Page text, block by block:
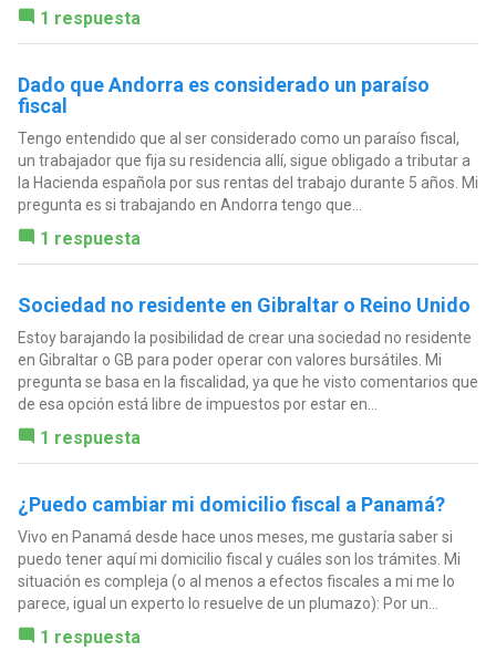
1 respuesta
Dado que Andorra es considerado un paraíso
fiscal
Tengo entendido que al ser considerado como un paraíso fiscal,
un trabajador que fija su residencia allí, sigue obligado a tributar a
la Hacienda española por sus rentas del trabajo durante 5 años. Mi
pregunta es si trabajando en Andorra tengo que...
1 respuesta
Sociedad no residente en Gibraltar o Reino Unido
Estoy barajando la posibilidad de crear una sociedad no residente
en Gibraltar o GB para poder operar con valores bursátiles. Mi
pregunta se basa en la fiscalidad, ya que he visto comentarios que
de esa opción está libre de impuestos por estar en...
1 respuesta
¿Puedo cambiar mi domicilio fiscal a Panamá?
Vivo en Panamá desde hace unos meses, me gustaría saber si
puedo tener aquí mi domicilio fiscal y cuáles son los trámites. Mi
situación es compleja (o al menos a efectos fiscales a mi me lo
parece, igual un experto lo resuelve de un plumazo): Por un...
1 respuesta